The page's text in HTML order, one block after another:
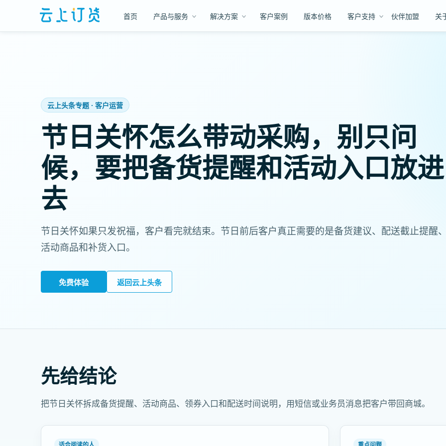
首页 产品与服务 解决方案 客户案例 版本价格 客户支持 伙伴加盟 关
云上头条专题 · 客户运营
节日关怀怎么带动采购，别只问
候，要把备货提醒和活动入口放进
去
节日关怀如果只发祝福，客户看完就结束。节日前后客户真正需要的是备货建议、配送截止提醒
活动商品和补货入口。
免费体验 返回云上头条
先给结论
把节日关怀拆成备货提醒、活动商品、领券入口和配送时间说明，用短信或业务员消息把客户带回商城。